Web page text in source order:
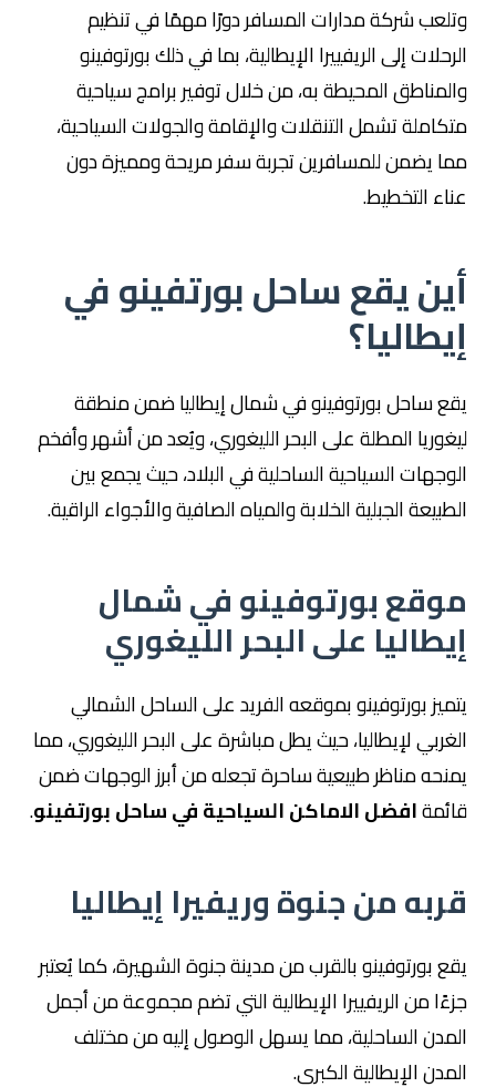
وتلعب شركة مدارات المسافر دورًا مهمًا في تنظيم
الرحلات إلى الريفييرا الإيطالية، بما في ذلك بورتوفينو
والمناطق المحيطة به، من خلال توفير برامج سياحية
متكاملة تشمل التنقلات والإقامة والجولات السياحية،
مما يضمن للمسافرين تجربة سفر مريحة ومميزة دون
عناء التخطيط.
أين يقع ساحل بورتفينو في
إيطاليا؟
يقع ساحل بورتوفينو في شمال إيطاليا ضمن منطقة
ليغوريا المطلة على البحر الليغوري، ويُعد من أشهر وأفخم
الوجهات السياحية الساحلية في البلاد، حيث يجمع بين
الطبيعة الجبلية الخلابة والمياه الصافية والأجواء الراقية.
موقع بورتوفينو في شمال
إيطاليا على البحر الليغوري
يتميز بورتوفينو بموقعه الفريد على الساحل الشمالي
الغربي لإيطاليا، حيث يطل مباشرة على البحر الليغوري، مما
يمنحه مناظر طبيعية ساحرة تجعله من أبرز الوجهات ضمن
قائمةافضل الاماكن السياحية في ساحل بورتفينو.
قربه من جنوة وريفيرا إيطاليا
يقع بورتوفينو بالقرب من مدينة جنوة الشهيرة، كما يُعتبر
جزءًا من الريفييرا الإيطالية التي تضم مجموعة من أجمل
المدن الساحلية، مما يسهل الوصول إليه من مختلف
المدن الإيطالية الكبرى.